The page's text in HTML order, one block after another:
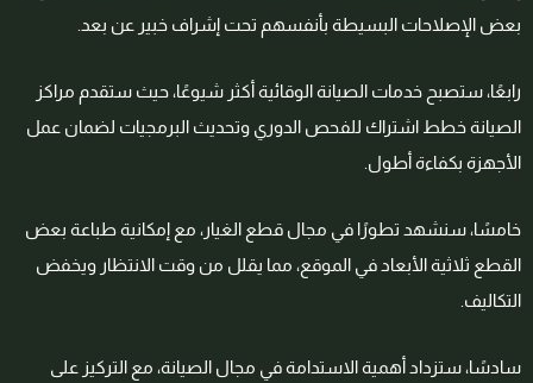
بعض الإصلاحات البسيطة بأنفسهم تحت إشراف خبير عن بعد.
رابعًا، ستصبح خدمات الصيانة الوقائية أكثر شيوعًا، حيث ستقدم مراكز
الصيانة خطط اشتراك للفحص الدوري وتحديث البرمجيات لضمان عمل
الأجهزة بكفاءة أطول.
خامسًا، سنشهد تطورًا في مجال قطع الغيار، مع إمكانية طباعة بعض
القطع ثلاثية الأبعاد في الموقع، مما يقلل من وقت الانتظار ويخفض
التكاليف.
سادسًا، ستزداد أهمية الاستدامة في مجال الصيانة، مع التركيز على